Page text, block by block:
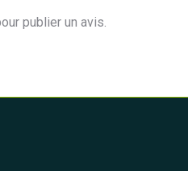
publier un avis.